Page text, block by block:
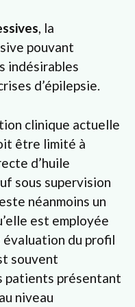
, la
pouvant
indésirables
d’épilepsie.
clinique actuelle
être limité à
d’huile
sous supervision
néanmoins un
est employée
évaluation du profil
souvent
patients présentant
niveau